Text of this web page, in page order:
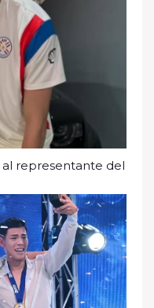
al representante del